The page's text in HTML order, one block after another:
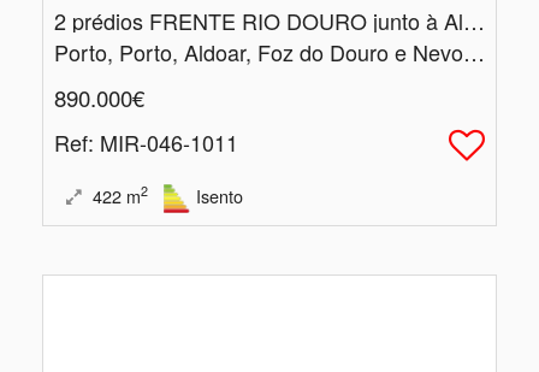
2 prédios FRENTE RIO DOURO junto à Alfândega do Porto - com PIP
Porto, Porto, Aldoar, Foz do Douro e Nevogilde
890.000€
Ref: MIR-046-1011
422 m2 Isento